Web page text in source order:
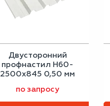
Двусторонний
профнастил Н60-
2500х845 0,50 мм
по запросу